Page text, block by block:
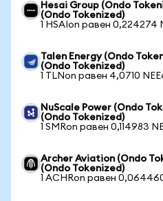
Hesai Group (Ondo
(Ondo Tokenized)
1 HSAIon равен 0,224274
Talen Energy (Ondo
(Ondo Tokenized)
1 TLNon равен 4,0710
NuScale Power (Ondo
(Ondo Tokenized)
1 SMRon равен 0,114983
Archer Aviation (Ondo
(Ondo Tokenized)
1 ACHRon равен